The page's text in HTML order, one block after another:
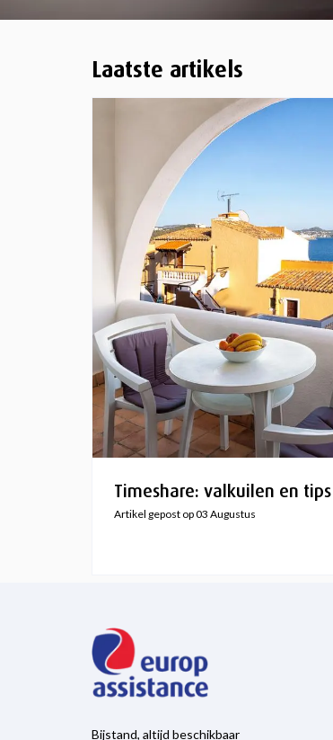
Laatste artikels
Timeshare: valkuilen en
Artikel gepost op 03 Augustus
Bijstand, altijd beschikbaar